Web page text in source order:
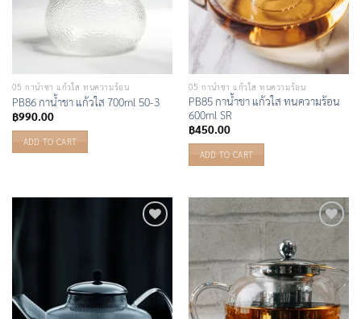
05 กาน้ำชา แก้วใส ทนความร้อน
PB86 กาน้ำชา แก้วใส 700ml 50-3
฿990.00
ADD TO CART
05 กาน้ำชา แก้วใส ทนความร้อน
PB85 กาน้ำชา แก้วใส ทนความร้อน
600ml SR
฿450.00
ADD TO CART